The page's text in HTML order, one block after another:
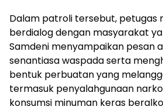
Dalam patroli tersebut, petugas
berdialog dengan masyarakat
Samdeni menyampaikan pesan
senantiasa waspada serta
bentuk perbuatan yang
termasuk penyalahgunaan
konsumsi minuman keras